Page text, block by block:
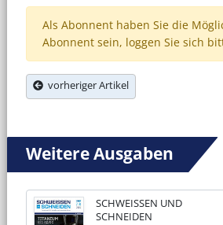
Als Abonnent haben Sie die
Abonnent sein, loggen Sie sich
vorheriger Artikel
Weitere Ausgaben
SCHWEISSEN UND
SCHNEIDEN